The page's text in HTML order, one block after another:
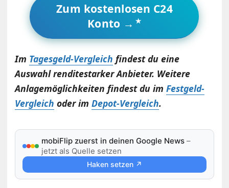
Zum kostenlosen C24
Konto →
Im Tagesgeld-Vergleich findest du eine
Auswahl renditestarker Anbieter. Weitere
Anlagemöglichkeiten findest du imFestgeld-
Vergleich oder imDepot-Vergleich.
mobiFlip zuerst in deinen Google News –
jetzt als Quelle setzen
Haken setzen ↗